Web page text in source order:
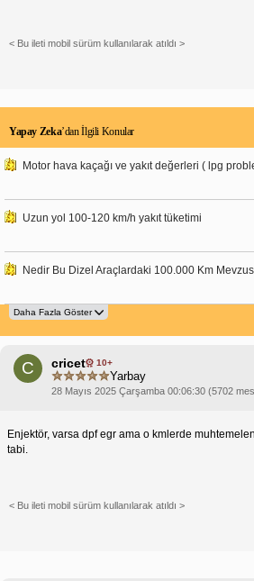
< Bu ileti mobil sürüm kullanılarak atıldı >
Yapay Zeka’dan İlgili Konular
Motor hava kaçağı ve yakıt değerleri ( lpg
Uzun yol 100-120 km/h yakıt tüketimi
Nedir Bu Dizel Araçlardaki 100.000 Km
C cricet 10+
Yarbay
28 Mayıs 2025 Çarşamba 00:06:30 (5702
Enjektör, varsa dpf egr ama o kmlerde
tabi.
< Bu ileti mobil sürüm kullanılarak atıldı >